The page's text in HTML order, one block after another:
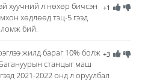
+1
хуучний л нөхөр бичсэн
хөдлөөд тэц-5 гээд
бий.
+3
жилд бараг 10% болж
станцыг маш
2021-2022 онд л оруулбал